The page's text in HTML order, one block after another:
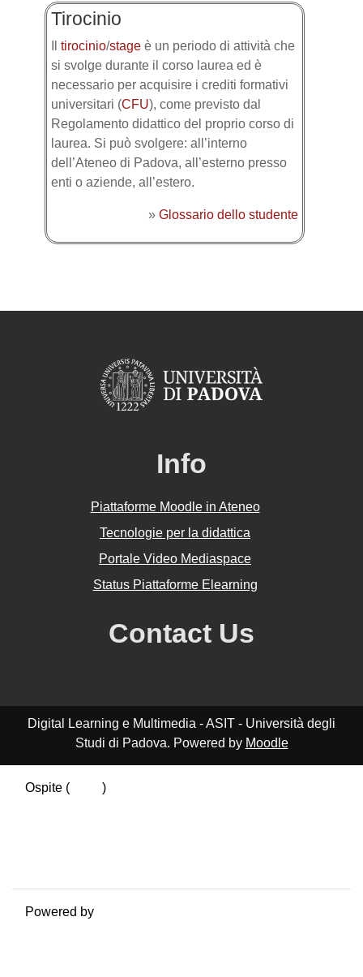
Tirocinio
tirocinio/stageè un periodo di attività che
si svolge durante il corso laurea ed è
necessario per acquisire i crediti formativi
universitari (CFU), come previsto dal
Regolamento didattico del proprio corso di
laurea. Si può svolgere: all’interno
dell’Ateneo di Padova, all’esterno presso
enti o aziende, all’estero.
» Glossario dello studente
Info
Piattaforme Moodle in Ateneo
Tecnologie per la didattica
Portale Video Mediaspace
Status Piattaforme Elearning
Contact Us
Digital Learning e Multimedia - ASIT - Università degli
Studi di Padova. Powered by Moodle
Ospite (
)
Powered by